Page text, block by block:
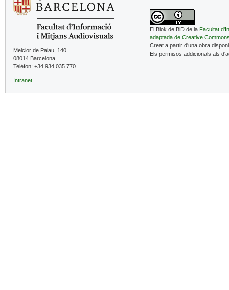
Melcior de Palau, 140
08014 Barcelona
Telèfon: +34 934 035 770
Intranet
El Blok de BiD de la Facultat
adaptada de Creative
Creat a partir d'una obra
Els permisos addicionals als